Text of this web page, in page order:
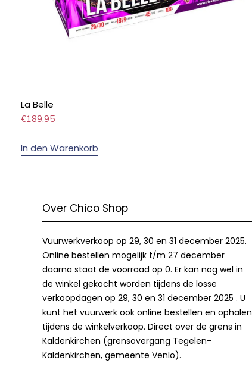
La Belle
€189,95
In den Warenkorb
Over Chico Shop
Vuurwerkverkoop op 29, 30 en 31 december 2025.
Online bestellen mogelijk t/m 27 december
daarna staat de voorraad op 0. Er kan nog wel in
de winkel gekocht worden tijdens de losse
verkoopdagen op 29, 30 en 31 december 2025 . U
kunt het vuurwerk ook online bestellen en ophalen
tijdens de winkelverkoop. Direct over de grens in
Kaldenkirchen (grensovergang Tegelen-
Kaldenkirchen, gemeente Venlo).